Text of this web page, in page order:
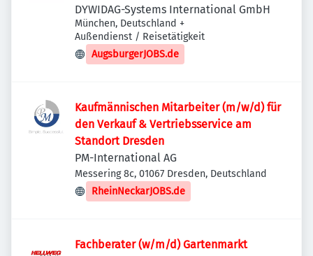
DYWIDAG-Systems International GmbH
München, Deutschland +
Außendienst / Reisetätigkeit
AugsburgerJOBS.de
Kaufmännischen Mitarbeiter (m/w/d) für
den Verkauf & Vertriebsservice am
Standort Dresden
PM-International AG
Messering 8c, 01067 Dresden, Deutschland
RheinNeckarJOBS.de
Fachberater (w/m/d) Gartenmarkt